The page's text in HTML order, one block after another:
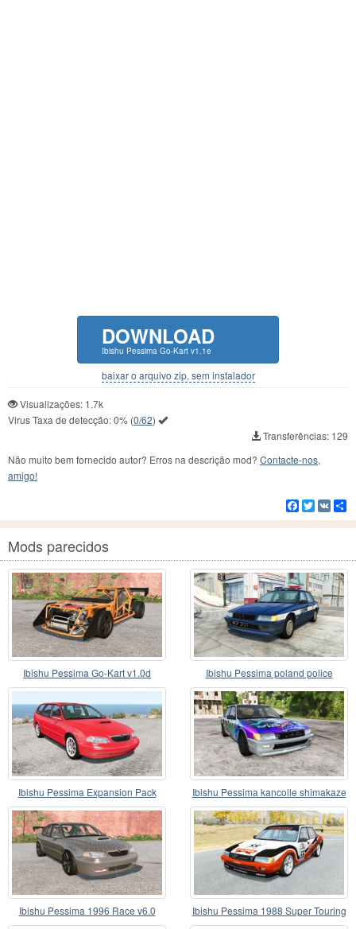
DOWNLOAD
Ibishu Pessima Go-Kart v1.1e
baixar o arquivo zip, sem instalador
Visualizações: 1.7k
Virus Taxa de detecção:0% (0/62)
Transferências: 129
Não muito bem fornecido autor? Erros na descrição mod? Contacte-nos,
amigo!
Facebook
Twitter
VK
Mods parecidos
Ibishu Pessima Go-Kart v1.0d Ibishu Pessima poland police
Ibishu Pessima Expansion Pack
v1.69
Ibishu Pessima kancolle shimakaze
itasha
Ibishu Pessima 1996 Race v6.0 Ibishu Pessima 1988 Super Touring